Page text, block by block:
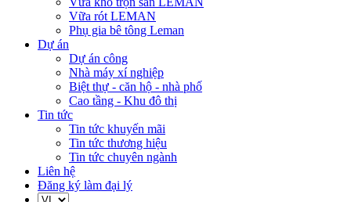
Vữa rót LEMAN
Phụ gia bê tông Leman
Dự án
Dự án công
Nhà máy xí nghiệp
Biệt thự - căn hộ - nhà phố
Cao tầng - Khu đô thị
Tin tức
Tin tức khuyến mãi
Tin tức thương hiệu
Tin tức chuyên ngành
Liên hệ
Đăng ký làm đại lý